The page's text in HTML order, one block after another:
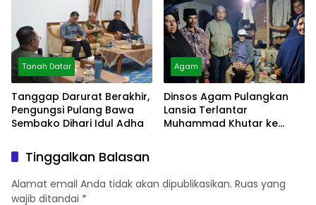
Tanah Datar
Tanggap Darurat Berakhir,
Pengungsi Pulang Bawa
Sembako Dihari Idul Adha
Agam
Dinsos Agam Pulangkan
Lansia Terlantar
Muhammad Khutar ke
Tinggalkan Balasan
Alamat email Anda tidak akan dipublikasikan. Ruas yang
wajib ditandai *